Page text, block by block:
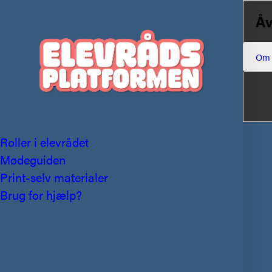
Roller i elevrådet
Mødeguiden
Print-selv materialer
Brug for hjælp?
Om